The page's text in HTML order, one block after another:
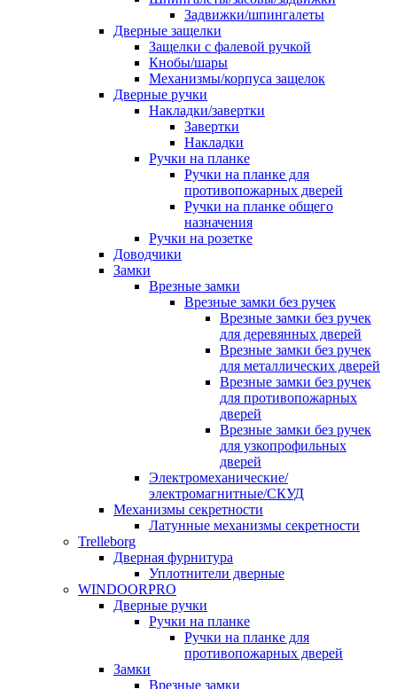
Задвижки/шпингалеты
Дверные защелки
Защелки с фалевой ручкой
Кнобы/шары
Механизмы/корпуса защелок
Дверные ручки
Накладки/завертки
Завертки
Накладки
Ручки на планке
Ручки на планке для
противопожарных дверей
Ручки на планке общего
назначения
Ручки на розетке
Доводчики
Замки
Врезные замки
Врезные замки без ручек
Врезные замки без ручек
для деревянных дверей
Врезные замки без ручек
для металлических дверей
Врезные замки без ручек
для противопожарных
дверей
Врезные замки без ручек
для узкопрофильных
дверей
Электромеханические/
электромагнитные/СКУД
Механизмы секретности
Латунные механизмы секретности
Trelleborg
Дверная фурнитура
Уплотнители дверные
WINDOORPRO
Дверные ручки
Ручки на планке
Ручки на планке для
противопожарных дверей
Замки
Врезные замки